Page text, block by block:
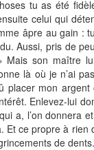
tu as été
celui qui
âpre au gain :
Aussi, pris de
son maître
là où je n’ai
placer mon
Enlevez-lui
a, l’on donnera
Et ce propre à
de dents.